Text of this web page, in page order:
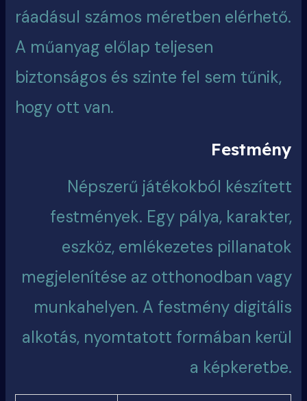
ráadásul számos méretben elérhető.
A műanyag előlap teljesen
biztonságos és szinte fel sem tűnik,
hogy ott van.
Festmény
Népszerű játékokból készített
festmények. Egy pálya, karakter,
eszköz, emlékezetes pillanatok
megjelenítése az otthonodban vagy
munkahelyen. A festmény digitális
alkotás, nyomtatott formában kerül
a képkeretbe.